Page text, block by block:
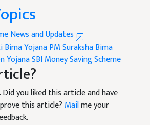
News and Updates
Bima YojanaPM Suraksha Bima
YojanaSBI Money Saving Scheme
. Did you liked this article and have
this article? Mailme your